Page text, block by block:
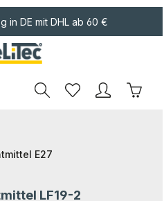
in DE mit DHL ab 60 €
E27
0 von 5 Sternen
LF19-2